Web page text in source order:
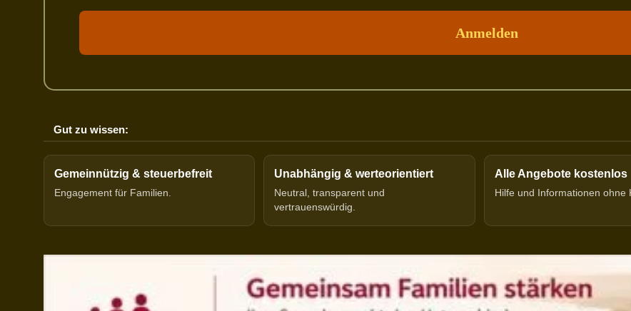
Gut zu wissen:
Gemeinnützig & steuerbefreit
Engagement für Familien.
Unabhängig & werteorientiert
Neutral, transparent und
vertrauenswürdig.
Alle Angebote kostenlos
Hilfe und Informationen ohne